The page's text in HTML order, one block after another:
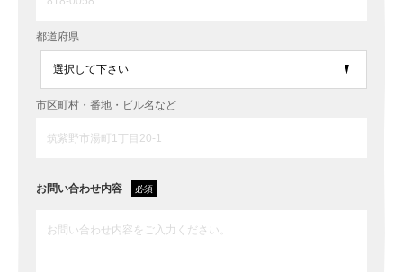
都道府県
市区町村・番地・ビル名など
お問い合わせ内容